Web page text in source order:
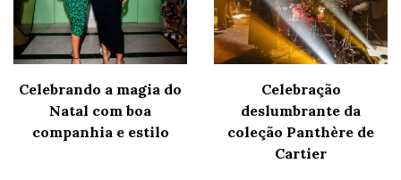
Celebrando a magia do
Natal com boa
companhia e estilo
Celebração
deslumbrante da
coleção Panthère de
Cartier